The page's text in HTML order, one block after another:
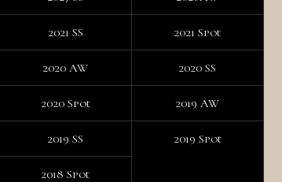
2021 SS 2021 Spot
2020 AW 2020 SS
2020 Spot 2019 AW
2019 SS 2019 Spot
2018 Spot